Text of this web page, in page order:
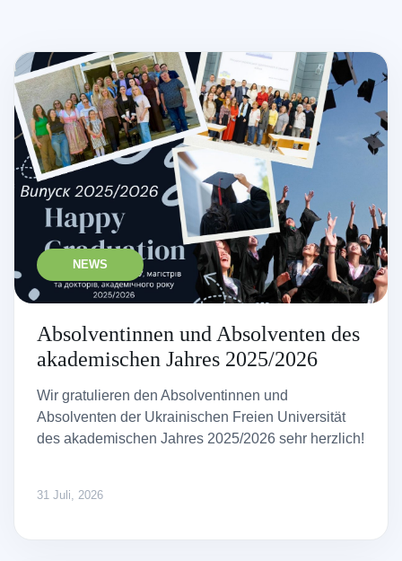
NEWS
Absolventinnen und Absolventen des
akademischen Jahres 2025/2026
Wir gratulieren den Absolventinnen und
Absolventen der Ukrainischen Freien Universität
des akademischen Jahres 2025/2026 sehr herzlich!
31 Juli, 2026